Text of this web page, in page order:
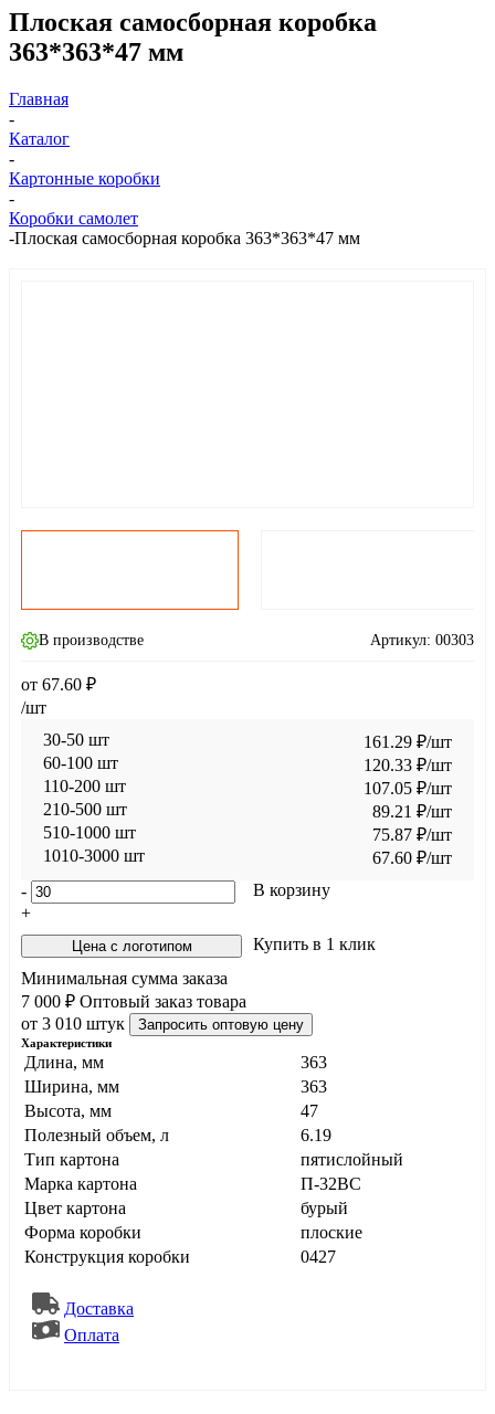
Плоская самосборная коробка
363*363*47 мм
Главная
-
Каталог
-
Картонные коробки
-
Коробки самолет
-Плоская самосборная коробка 363*363*47 мм
В производстве Артикул: 00303
Характеристики
Длина, мм
363
Ширина, мм
363
Высота, мм
47
Полезный объем, л
6.19
Тип картона
пятислойный
Марка картона
П-32ВС
Цвет картона
бурый
Форма коробки
плоские
Конструкция коробки
0427
Доставка
Оплата
от 67.60 ₽
/шт
30-50 шт
161.29 ₽/шт
60-100 шт
120.33 ₽/шт
110-200 шт
107.05 ₽/шт
210-500 шт
89.21 ₽/шт
510-1000 шт
75.87 ₽/шт
1010-3000 шт
67.60 ₽/шт
-
+
В корзину
Цена с логотипом
Купить в 1 клик
Минимальная сумма заказа
7 000 ₽ Оптовый заказ товара
от 3 010 штук
Запросить оптовую цену